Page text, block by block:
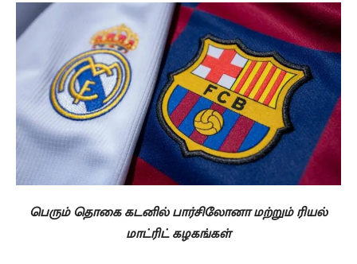
பெரும் தொகை கடனில் பார்சிலோனா மற்றும் ரியல்
மாட்ரிட் கழகங்கள்